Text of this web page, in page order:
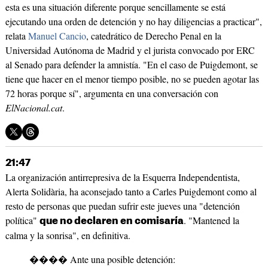
esta es una situación diferente porque sencillamente se está
ejecutando una orden de detención y no hay diligencias a practicar",
relataManuel Cancio, catedrático de Derecho Penal en la
Universidad Autónoma de Madrid y el jurista convocado por ERC
al Senado para defender la amnistía. "En el caso de Puigdemont, se
tiene que hacer en el menor tiempo posible, no se pueden agotar las
72 horas porque sí", argumenta en una conversación con
ElNacional.cat.
21:47
La organización antirrepresiva de la Esquerra Independentista,
Alerta Solidària, ha aconsejado tanto a Carles Puigdemont como al
resto de personas que puedan sufrir este jueves una "detención
política" que no declaren en comisaría. "Mantened la
calma y la sonrisa", en definitiva.
���� Ante una posible detención: